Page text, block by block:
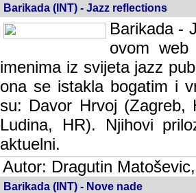
Barikada (INT) - Jazz reflections
Barikada -
ovom web
imenima iz svijeta jazz
ona se istakla bogatim i
su: Davor Hrvoj (Zagreb,
Ludina, HR). Njihovi
aktuelni.
Autor: Dragutin
Barikada (INT) - Nove nade